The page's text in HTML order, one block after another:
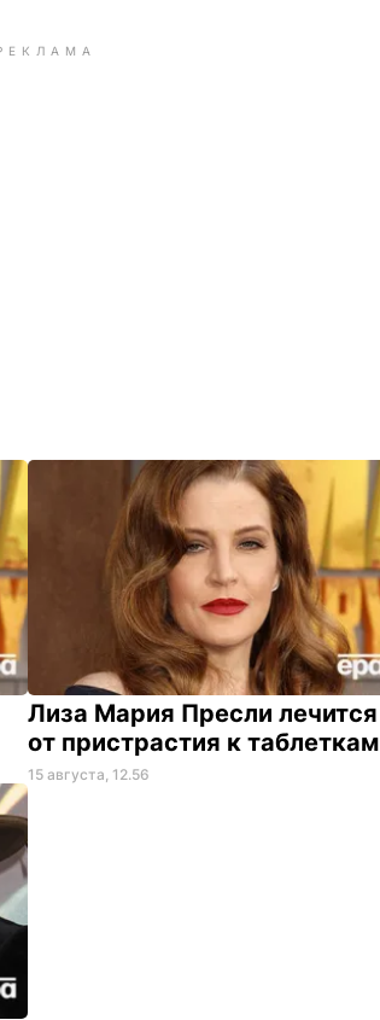
Лиза Мария Пресли лечится
от пристрастия к таблеткам
15 августа, 12.56